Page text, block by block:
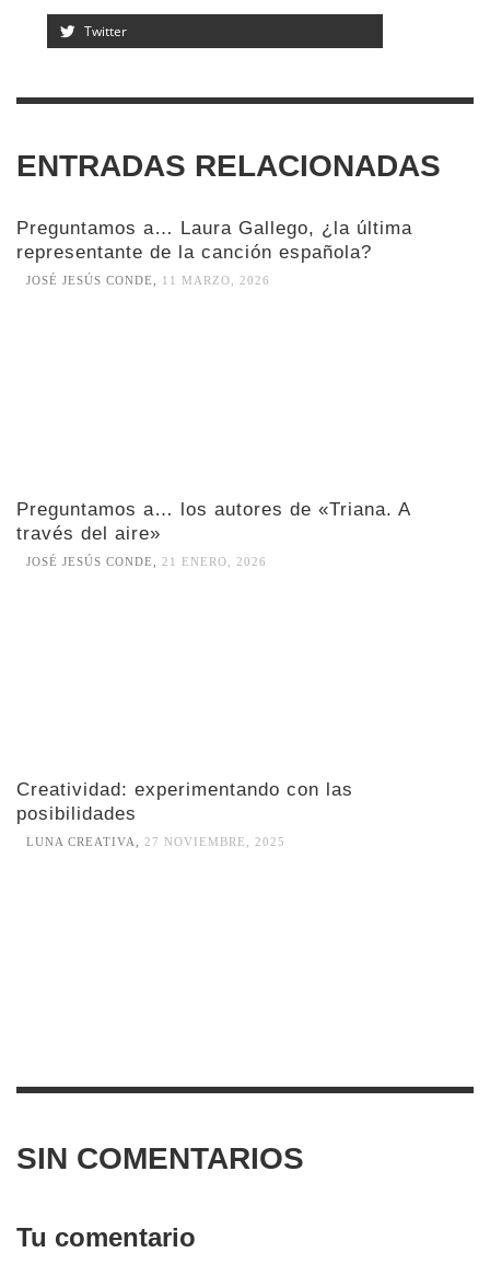
Twitter
ENTRADAS RELACIONADAS
Preguntamos a… Laura Gallego, ¿la última
representante de la canción española?
JOSÉ JESÚS CONDE, 11 MARZO, 2026
Preguntamos a… los autores de «Triana. A
través del aire»
JOSÉ JESÚS CONDE 21 ENERO, 2026
Creatividad: experimentando con las
posibilidades
LUNA CREATIVA, 27 NOVIEMBRE, 2025
SIN COMENTARIOS
Tu comentario